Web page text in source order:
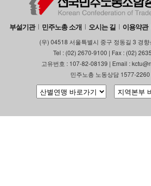
부설기관 민주노총 소개 오시는 길 이용약관
(우) 04518 서울특별시 중구 정동길 3 경
Tel : (02) 2670-9100 | Fax : (02)
고유번호 : 107-82-08139 | Email :
민주노총 노동상담 1577-2260